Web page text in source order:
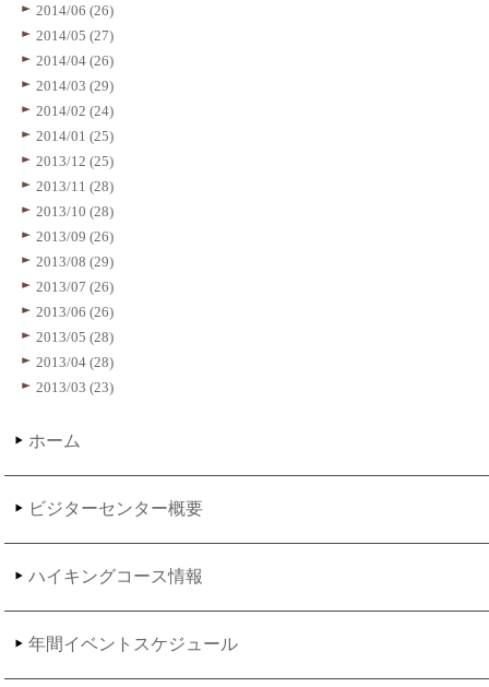
2014/06 (26)
2014/05 (27)
2014/04 (26)
2014/03 (29)
2014/02 (24)
2014/01 (25)
2013/12 (25)
2013/11 (28)
2013/10 (28)
2013/09 (26)
2013/08 (29)
2013/07 (26)
2013/06 (26)
2013/05 (28)
2013/04 (28)
2013/03 (23)
ホーム
ビジターセンター概要
ハイキングコース情報
年間イベントスケジュール